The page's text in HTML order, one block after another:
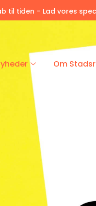
til tiden – Lad vores
Om